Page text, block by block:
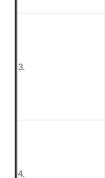
3.
4.